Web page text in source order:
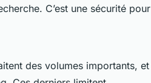
C’est une sécurité pour
des volumes importants, et